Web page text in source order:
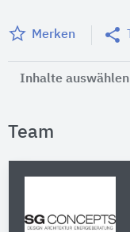
Merken
Inhalte auswählen
Team